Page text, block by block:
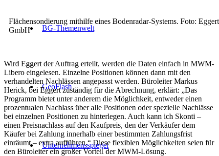
BG-Themenwelt
GeoFlash
Unternehmensspiegel
Flächensondierung mithilfe eines Bodenradar-Systems. Foto: Eggert
GmbH
Wird Eggert der Auftrag erteilt, werden die Daten einfach in MWM-
Libero eingelesen. Einzelne Positionen können dann mit den
verhandelten Nachlässen angepasst werden. Büroleiter Markus
Herick, bei Eggert zuständig für die Abrechnung, erklärt: „Das
Programm bietet unter anderem die Möglichkeit, entweder einen
prozentualen Nachlass über alle Positionen oder spezielle Nachlässe
bei einzelnen Positionen zu hinterlegen. Auch kann ich Skonti –
einen Preisnachlass auf den Kaufpreis, den der Verkäufer dem
Käufer bei Zahlung innerhalb einer bestimmten Zahlungsfrist
einräumt – extra aufführen.“ Diese flexiblen Möglichkeiten seien für
den Büroleiter ein großer Vorteil der MWM-Lösung.